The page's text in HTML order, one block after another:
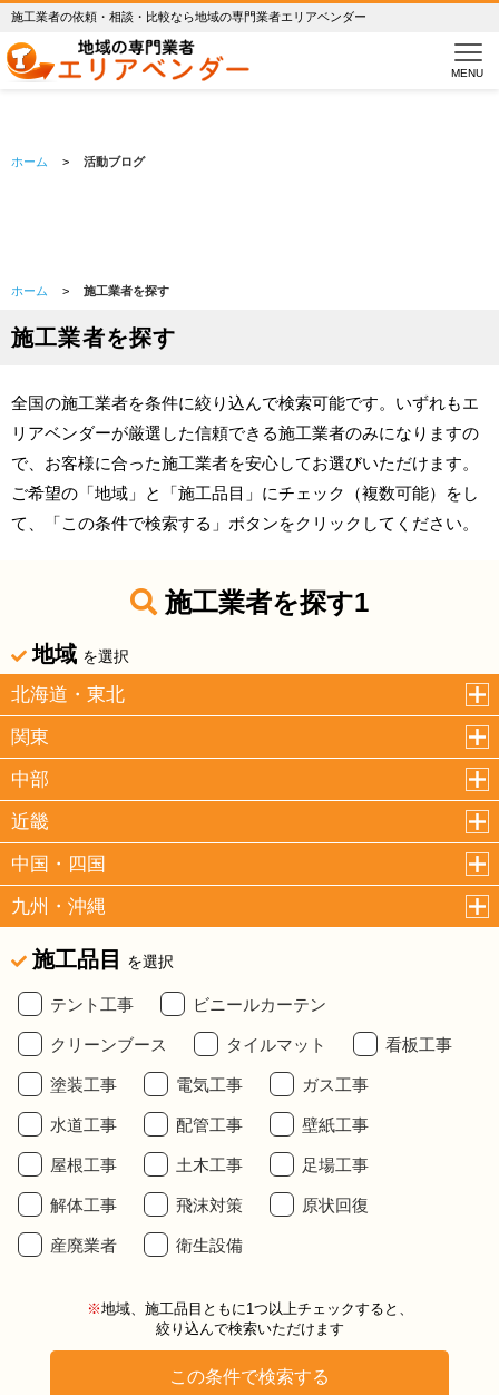
施工業者の依頼・相談・比較なら地域の専門業者エリアベンダー
MENU
Blog
活動ブログ
ホーム > 活動ブログ
ホーム > 施工業者を探す
施工業者を探す
全国の施工業者を条件に絞り込んで検索可能です。いずれもエ
リアベンダーが厳選した信頼できる施工業者のみになりますの
で、お客様に合った施工業者を安心してお選びいただけます。
ご希望の「地域」と「施工品目」にチェック（複数可能）をし
て、「この条件で検索する」ボタンをクリックしてください。
施工業者を探す1
地域 を選択
北海道・東北
関東
中部
近畿
中国・四国
九州・沖縄
施工品目 を選択
テント工事 ビニールカーテン
クリーンブース タイルマット 看板工事
塗装工事 電気工事 ガス工事
水道工事 配管工事 壁紙工事
屋根工事 土木工事 足場工事
解体工事 飛沫対策 原状回復
産廃業者 衛生設備
※地域、施工品目ともに1つ以上チェックすると、
絞り込んで検索いただけます